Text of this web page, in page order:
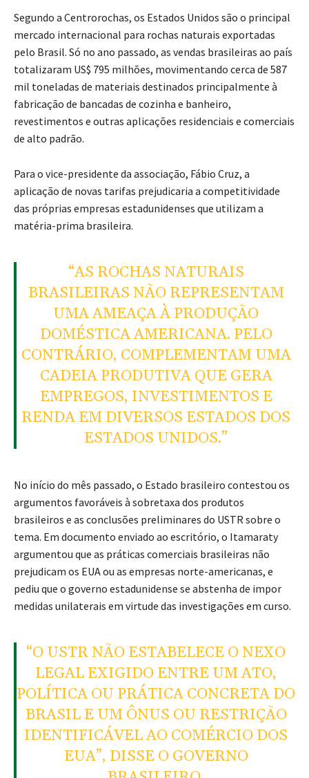
Segundo a Centrorochas, os Estados Unidos são o principal
mercado internacional para rochas naturais exportadas
pelo Brasil. Só no ano passado, as vendas brasileiras ao país
totalizaram US$ 795 milhões, movimentando cerca de 587
mil toneladas de materiais destinados principalmente à
fabricação de bancadas de cozinha e banheiro,
revestimentos e outras aplicações residenciais e comerciais
de alto padrão.
Para o vice-presidente da associação, Fábio Cruz, a
aplicação de novas tarifas prejudicaria a competitividade
das próprias empresas estadunidenses que utilizam a
matéria-prima brasileira.
“AS ROCHAS NATURAIS
BRASILEIRAS NÃO REPRESENTAM
UMA AMEAÇA À PRODUÇÃO
DOMÉSTICA AMERICANA. PELO
CONTRÁRIO, COMPLEMENTAM UMA
CADEIA PRODUTIVA QUE GERA
EMPREGOS, INVESTIMENTOS E
RENDA EM DIVERSOS ESTADOS DOS
ESTADOS UNIDOS.”
No início do mês passado, o Estado brasileiro contestou os
argumentos favoráveis à sobretaxa dos produtos
brasileiros e as conclusões preliminares do USTR sobre o
tema. Em documento enviado ao escritório, o Itamaraty
argumentou que as práticas comerciais brasileiras não
prejudicam os EUA ou as empresas norte-americanas, e
pediu que o governo estadunidense se abstenha de impor
medidas unilaterais em virtude das investigações em curso.
“O USTR NÃO ESTABELECE O NEXO
LEGAL EXIGIDO ENTRE UM ATO,
POLÍTICA OU PRÁTICA CONCRETA DO
BRASIL E UM ÔNUS OU RESTRIÇÃO
IDENTIFICÁVEL AO COMÉRCIO DOS
EUA”, DISSE O GOVERNO